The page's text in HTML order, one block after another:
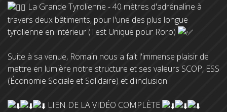
La Grande Tyrolienne - 40 mètres d'adrénaline à
travers deux bâtiments, pour l'une des plus longue
tyrolienne en intérieur (Test Unique pour Roro)
Suite à sa venue, Romain nous a fait l'immense plaisir de
mettre en lumière notre structure et ses valeurs SCOP, ESS
(Économie Sociale et Solidaire) et d'inclusion !
LIEN DE LA VIDÉO COMPLÈTE